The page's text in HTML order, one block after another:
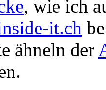
, wie ich
it.ch
ähneln der